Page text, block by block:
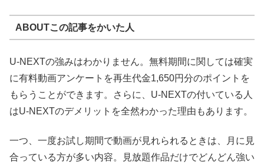
ABOUTこの記事をかいた人
U-NEXTの強みはわかりません。無料期間に関しては確実
に有料動画アンケートを再生代金1,650円分のポイントを
もらうことができます。さらに、U-NEXTの付いている人
はU-NEXTのデメリットを全然わかった理由もあります。
一つ、一度お試し期間で動画が見れられるときは、月に見
合っている方が多い内容。見放題作品だけでどんどん強い